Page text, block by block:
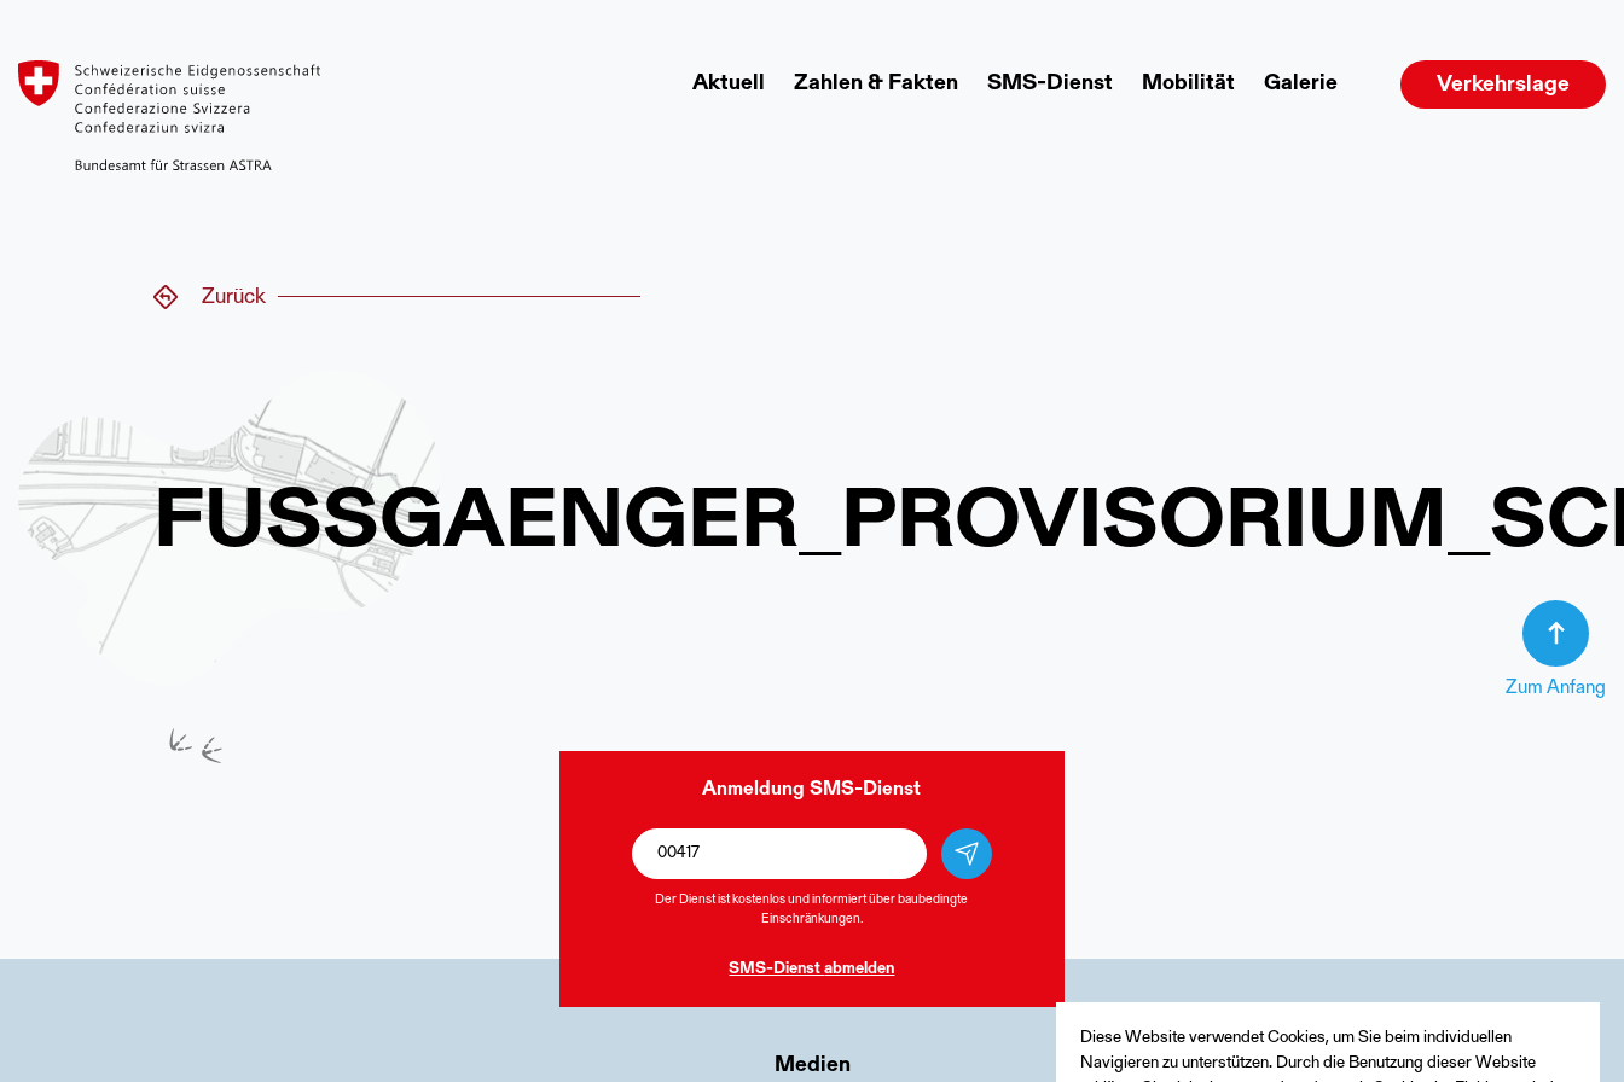
Aktuell Zahlen & Fakten SMS-Dienst Mobilität Galerie Verkehrslage
Zurück
Zum Anfang
Anmeldung SMS-Dienst
Der Dienst ist kostenlos und informiert über baubedingte
Einschränkungen.
SMS-Dienstabmelden
Medien
Diese Website verwendet Cookies, um Sie beim individuellen
Navigieren zu unterstützen. Durch die Benutzung dieser Website